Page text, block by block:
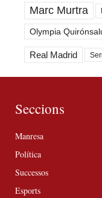
Marc Murtra
Olympia
Real Madrid
Seccions
Manresa
Política
Successos
Esports